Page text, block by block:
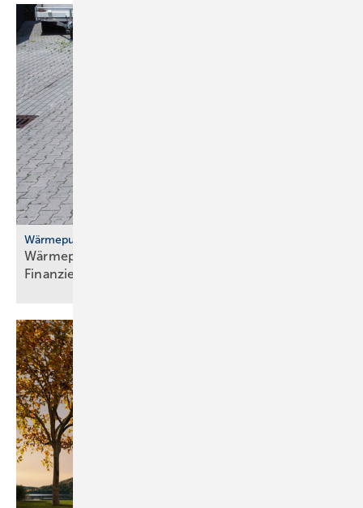
Wärmepumpenhochlauf
Wärmepumpen: gute Ideen für Transport,
Finanzierung und